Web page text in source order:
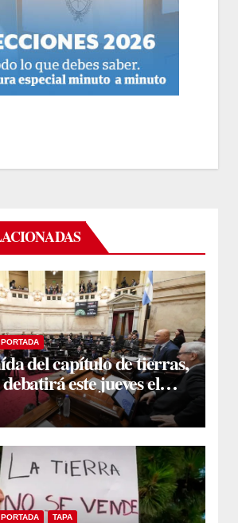
PORTADA
del capítulo de tierras,
este jueves el
propiedad privada
PORTADA TAPA